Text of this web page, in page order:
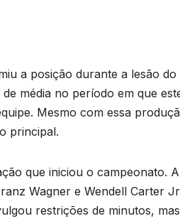
a posição durante a lesão
média no período em que
Mesmo com essa
principal.
que iniciou o campeonato.
Wagner e Wendell Carter
restrições de minutos,